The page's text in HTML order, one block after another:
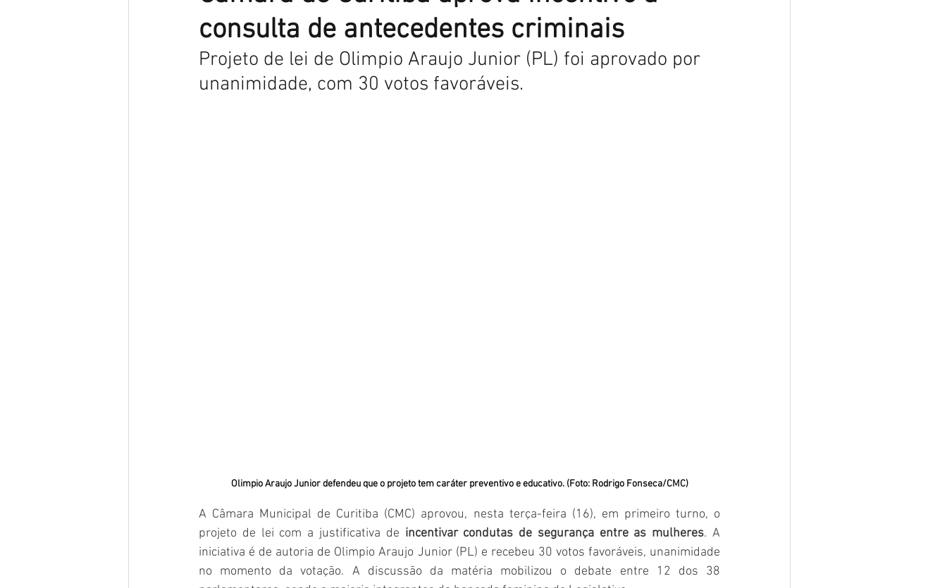
consulta de antecedentes criminais
Projeto de lei de Olimpio Araujo Junior (PL) foi aprovado por
unanimidade, com 30 votos favoráveis.
Olimpio Araujo Junior defendeu que o projeto tem caráter preventivo e educativo. (Foto: Rodrigo Fonseca/CMC)
A Câmara Municipal de Curitiba (CMC) aprovou, nesta terça-feira (16), em primeiro turno, o
projeto de lei com a justificativa de incentivar condutas de segurança entre as mulheres. A
iniciativa é de autoria de Olimpio Araujo Junior (PL) e recebeu 30 votos favoráveis, unanimidade
no momento da votação. A discussão da matéria mobilizou o debate entre 12 dos 38